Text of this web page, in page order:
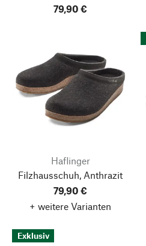
79,90 €
Haflinger
Filzhausschuh, Anthrazit
79,90 €
+ weitere Varianten
Exklusiv